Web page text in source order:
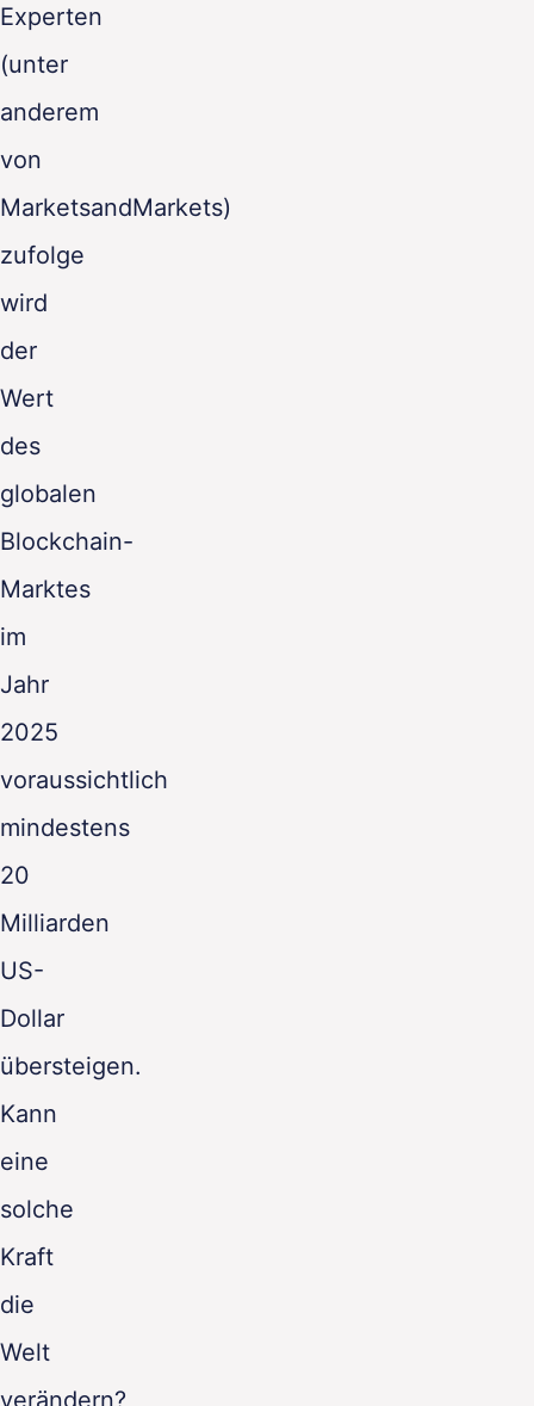
Experten
(unter
anderem
von
MarketsandMarkets)
zufolge
wird
der
Wert
des
globalen
Blockchain-
Marktes
im
Jahr
2025
voraussichtlich
mindestens
20
Milliarden
US-
Dollar
übersteigen.
Kann
eine
solche
Kraft
die
Welt
verändern?